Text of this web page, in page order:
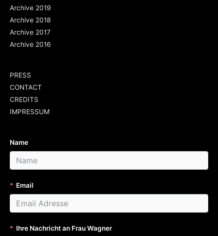
Archive 2019
Archive 2018
Archive 2017
Archive 2016
PRESS
CONTACT
CREDITS
IMPRESSUM
Name
Email
Ihre Nachricht an Frau Wagner